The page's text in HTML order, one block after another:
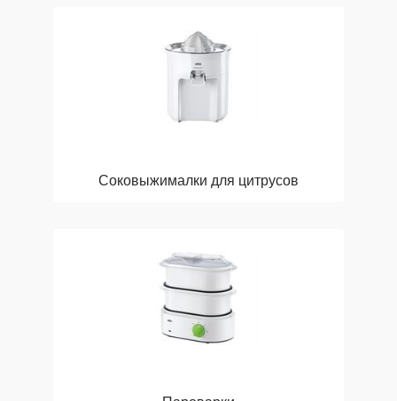
Соковыжималки для цитрусов